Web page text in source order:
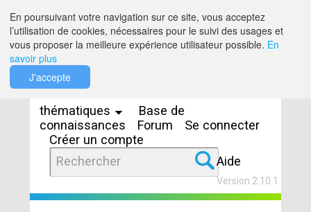
thématiques
Base de
connaissances
Forum
Se connecter
Créer un compte
Aide
Version 2.10.1
En poursuivant votre navigation sur ce site, vous acceptez
l’utilisation de cookies, nécessaires pour le suivi des usages et
vous proposer la meilleure expérience utilisateur possible. En
savoir plus
J'accepte